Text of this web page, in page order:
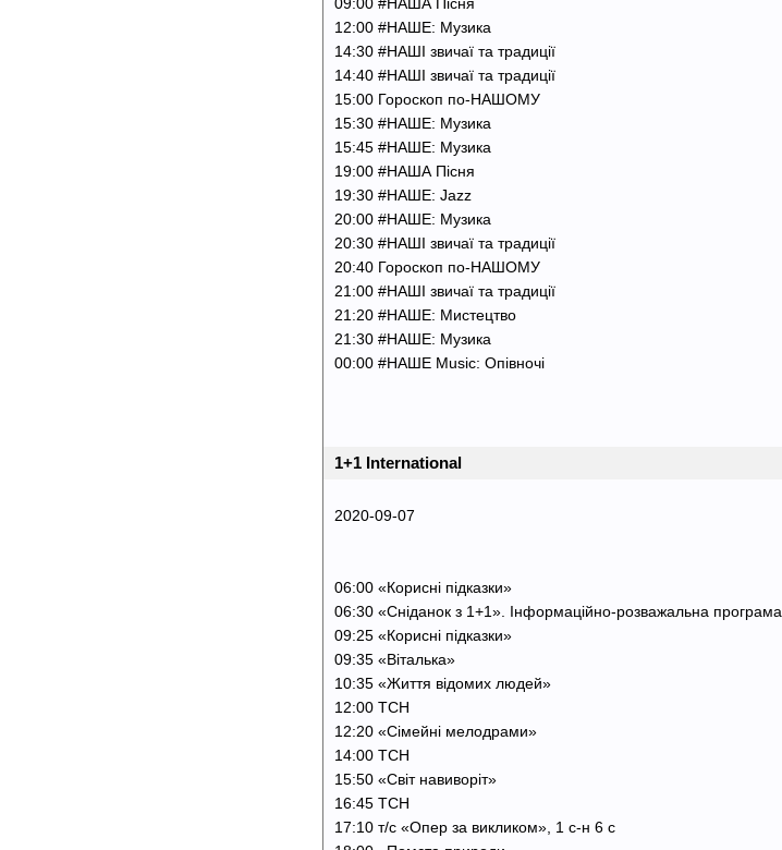
12:00 #НАШЕ: Музика
14:30 #НАШІ звичаї та традиції
14:40 #НАШІ звичаї та традиції
15:00 Гороскоп по-НАШОМУ
15:30 #НАШЕ: Музика
15:45 #НАШЕ: Музика
19:00 #НАША Пісня
19:30 #НАШЕ: Jazz
20:00 #НАШЕ: Музика
20:30 #НАШІ звичаї та традиції
20:40 Гороскоп по-НАШОМУ
21:00 #НАШІ звичаї та традиції
21:20 #НАШЕ: Мистецтво
21:30 #НАШЕ: Музика
00:00 #НАШЕ Music: Опівночі
1+1 International
2020-09-07
06:00 «Корисні підказки»
06:30 «Сніданок з 1+1». Інформаційно-розважальна програма
09:25 «Корисні підказки»
09:35 «Віталька»
10:35 «Життя відомих людей»
12:00 ТСН
12:20 «Сімейні мелодрами»
14:00 ТСН
15:50 «Світ навиворіт»
16:45 ТСН
17:10 т/с «Опер за викликом», 1 с-н 6 с